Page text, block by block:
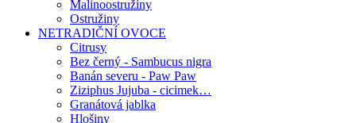
Malinoostružiny
Ostružiny
NETRADIČNÍ OVOCE
Citrusy
Bez černý - Sambucus nigra
Banán severu - Paw Paw
Ziziphus Jujuba - cicimek…
Granátová jablka
Hlošiny